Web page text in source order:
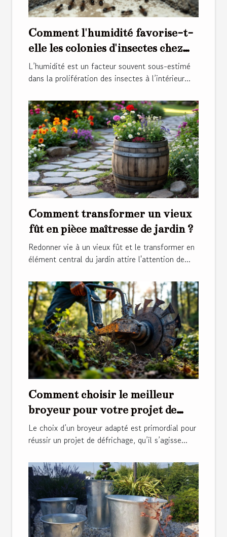
Comment l'humidité favorise-t-
elle les colonies d'insectes chez
soi ?
L’humidité est un facteur souvent sous-estimé
dans la prolifération des insectes à l’intérieur...
Comment transformer un vieux
fût en pièce maîtresse de jardin ?
Redonner vie à un vieux fût et le transformer en
élément central du jardin attire l'attention de...
Comment choisir le meilleur
broyeur pour votre projet de
défrichage ?
Le choix d’un broyeur adapté est primordial pour
réussir un projet de défrichage, qu’il s’agisse...